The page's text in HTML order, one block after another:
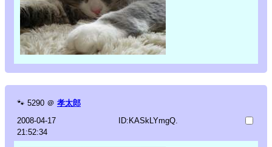
🐾 5290 ＠ 孝太郎
2008-04-17
21:52:34
ID:KASkLYmgQ.